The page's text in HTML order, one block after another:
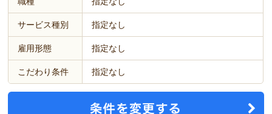
サービス種別 指定なし
雇用形態 指定なし
こだわり条件 指定なし